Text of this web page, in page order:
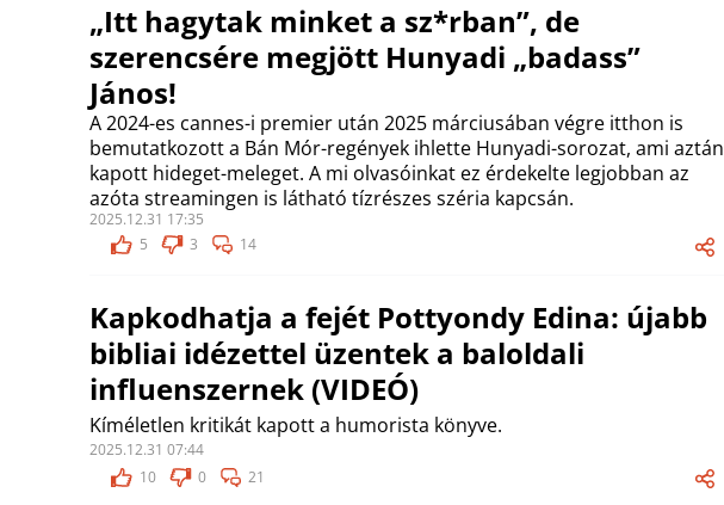
„Itt hagytak minket a sz*rban”, de
szerencsére megjött Hunyadi „badass”
János!
A 2024-es cannes-i premier után 2025 márciusában végre itthon is
bemutatkozott a Bán Mór-regények ihlette Hunyadi-sorozat, ami aztán
kapott hideget-meleget. A mi olvasóinkat ez érdekelte legjobban az
azóta streamingen is látható tízrészes széria kapcsán.
2025.12.31 17:35
5
3 14
Kapkodhatja a fejét Pottyondy Edina: újabb
bibliai idézettel üzentek a baloldali
influenszernek (VIDEÓ)
Kíméletlen kritikát kapott a humorista könyve.
2025.12.31 07:44
10
0 21